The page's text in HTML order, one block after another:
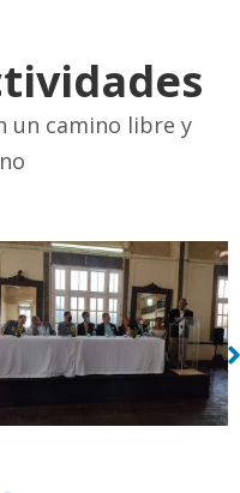
un camino libre y
Sin leyenda